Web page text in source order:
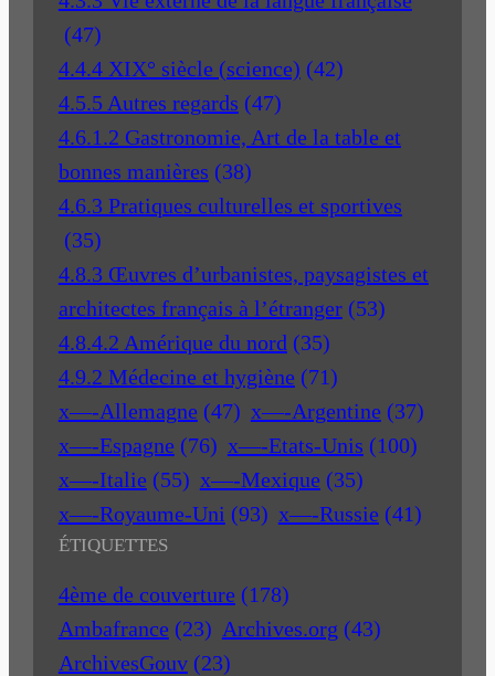
(47)
4.4.4 XIX° siècle (science) (42)
4.5.5 Autres regards (47)
4.6.1.2 Gastronomie, Art de la table et
bonnes manières (38)
4.6.3 Pratiques culturelles et sportives
(35)
4.8.3 Œuvres d’urbanistes, paysagistes et
architectes français à l’étranger (53)
4.8.4.2 Amérique du nord (35)
4.9.2 Médecine et hygiène (71)
x—-Allemagne (47) x—-Argentine (37)
x—-Espagne (76) x—-Etats-Unis (100)
x—-Italie (55) x—-Mexique (35)
x—-Royaume-Uni (93) x—-Russie (41)
ÉTIQUETTES
4ème de couverture (178)
Ambafrance (23) Archives.org (43)
ArchivesGouv (23)